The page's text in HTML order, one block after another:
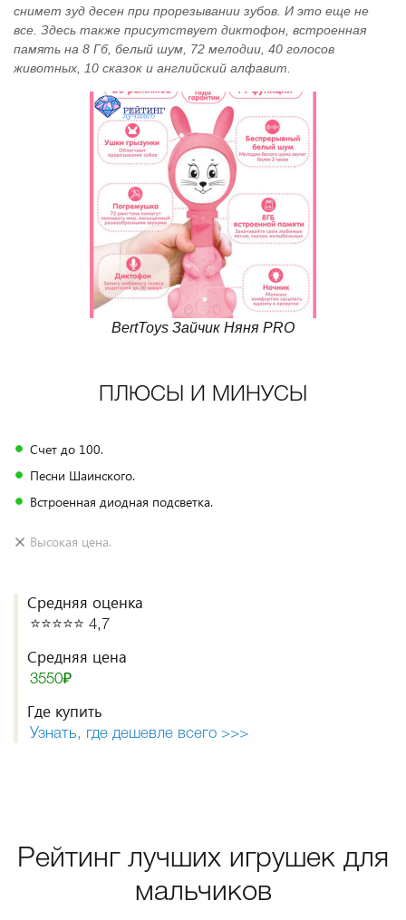
снимет зуд десен при прорезывании зубов. И это еще не
все. Здесь также присутствует диктофон, встроенная
память на 8 Гб, белый шум, 72 мелодии, 40 голосов
животных, 10 сказок и английский алфавит.
BertToys Зайчик Няня PRO
ПЛЮСЫ И МИНУСЫ
Счет до 100.
Песни Шаинского.
Встроенная диодная подсветка.
Высокая цена.
Средняя оценка
⭐️⭐️⭐️⭐️⭐️ 4,7
Средняя цена
3550₽
Где купить
Узнать, где дешевле всего >>>
Рейтинг лучших игрушек для
мальчиков